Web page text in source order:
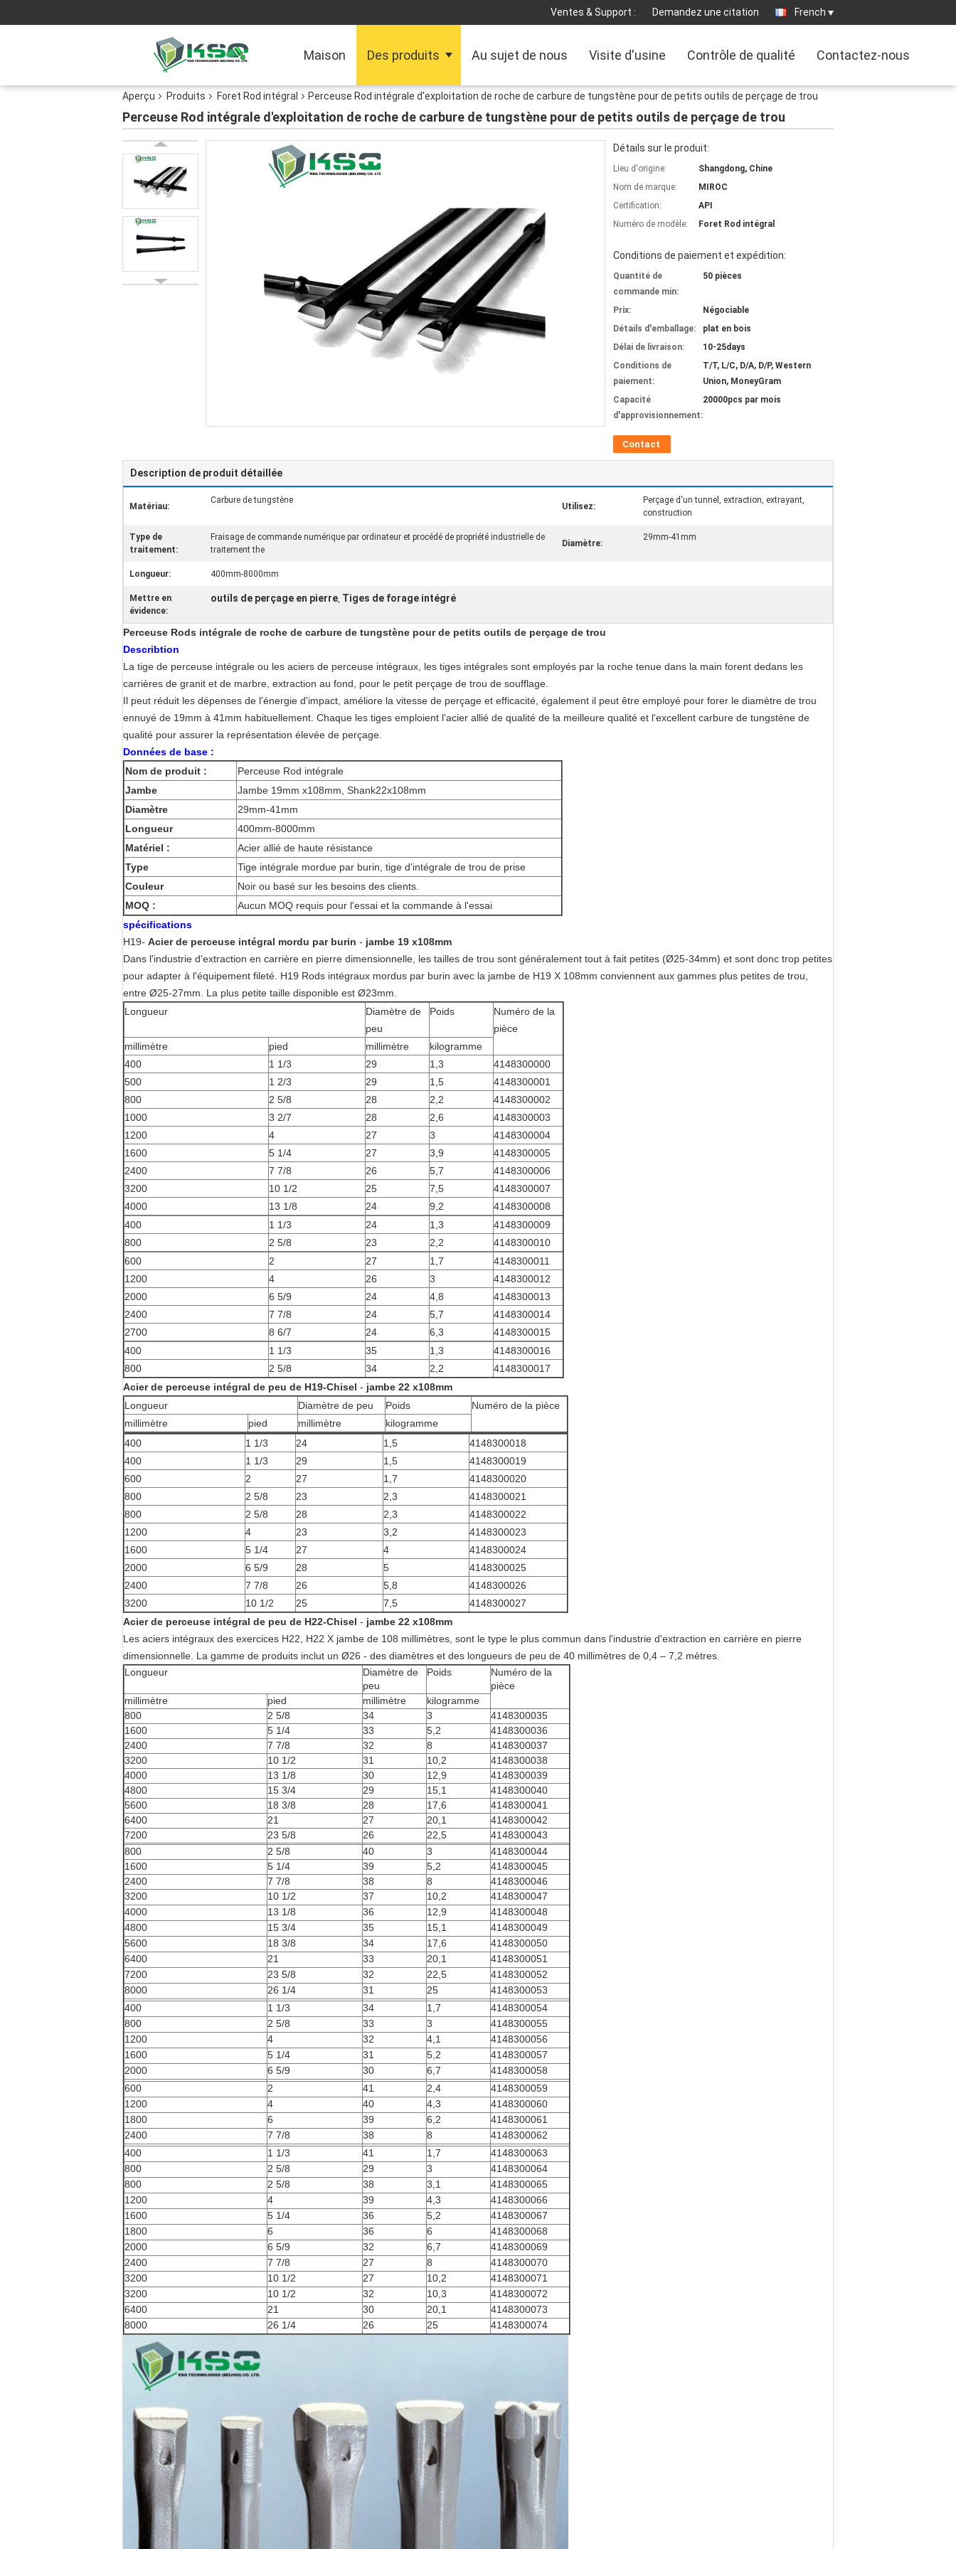
Ventes & Support : Demandez une citation French
Maison Des produits Au sujet de nous Visite d'usine Contrôle de qualité Contactez-nous
Aperçu Produits Foret Rod intégral Perceuse Rod intégrale d'exploitation de roche de carbure de tungstène pour de petits outils de perçage de trou
Perceuse Rod intégrale d'exploitation de roche de carbure de tungstène pour de petits outils de perçage de trou
Détails sur le produit:
Lieu d'origine:
Shangdong, Chine
Nom de marque:
MIROC
Certification:
API
Numéro de modèle:
Foret Rod intégral
Conditions de paiement et expédition:
Quantité de
commande min:
50 pièces
Prix:
Négociable
Détails d'emballage:
plat en bois
Délai de livraison:
10-25days
Conditions de
paiement:
T/T, L/C, D/A, D/P, Western
Union, MoneyGram
Capacité
d'approvisionnement:
20000pcs par mois
Contact
Description de produit détaillée
Matériau:
Carbure de tungstène
Utilisez:
Perçage d'un tunnel, extraction, extrayant,
construction
Type de
traitement:
Fraisage de commande numérique par ordinateur et procédé de propriété industrielle de
traitement the
Diamètre:
29mm-41mm
Longueur: 400mm-8000mm
Mettre en
évidence:
outils de perçage en pierre, Tiges de forage intégré
Perceuse Rods intégrale de roche de carbure de tungstène pour de petits outils de perçage de trou
Describtion
La tige de perceuse intégrale ou les aciers de perceuse intégraux, les tiges intégrales sont employés par la roche tenue dans la main forent dedans les
carrières de granit et de marbre, extraction au fond, pour le petit perçage de trou de soufflage.
Il peut réduit les dépenses de l'énergie d'impact, améliore la vitesse de perçage et efficacité, également il peut être employé pour forer le diamètre de trou
ennuyé de 19mm à 41mm habituellement. Chaque les tiges emploient l'acier allié de qualité de la meilleure qualité et l'excellent carbure de tungstène de
qualité pour assurer la représentation élevée de perçage.
Données de base :
Nom de produit :
Perceuse Rod intégrale
Jambe
Jambe 19mm x108mm, Shank22x108mm
Diamètre
29mm-41mm
Longueur
400mm-8000mm
Matériel :
Acier allié de haute résistance
Type
Tige intégrale mordue par burin, tige d'intégrale de trou de prise
Couleur
Noir ou basé sur les besoins des clients.
MOQ :
Aucun MOQ requis pour l'essai et la commande à l'essai
spécifications
H19- Acier de perceuse intégral mordu par burin - jambe 19 x108mm
Dans l'industrie d'extraction en carrière en pierre dimensionnelle, les tailles de trou sont généralement tout à fait petites (Ø25-34mm) et sont donc trop petites
pour adapter à l'équipement fileté. H19 Rods intégraux mordus par burin avec la jambe de H19 X 108mm conviennent aux gammes plus petites de trou,
entre Ø25-27mm. La plus petite taille disponible est Ø23mm.
Longueur
Diamètre de
peu
Poids
Numéro de la
pièce
millimètre
pied millimètre
kilogramme
400
1 1/3 29 1,3
4148300000
500
1 2/3 29 1,5
4148300001
800
2 5/8 28 2,2
4148300002
1000
3 2/7 28 2,6
4148300003
1200
4 27 3
4148300004
1600
5 1/4 27 3,9
4148300005
2400
7 7/8 26 5,7
4148300006
3200
10 1/2 25 7,5
4148300007
4000
13 1/8 24 9,2
4148300008
400
1 1/3 24 1,3
4148300009
800
2 5/8 23 2,2
4148300010
600
2 27 1,7
4148300011
1200
4 26 3
4148300012
2000
6 5/9 24 4,8
4148300013
2400
7 7/8 24 5,7
4148300014
2700
8 6/7 24 6,3
4148300015
400
1 1/3 35 1,3
4148300016
800
2 5/8 34 2,2
4148300017
Acier de perceuse intégral de peu de H19-Chisel - jambe 22 x108mm
Longueur
Diamètre de peu Poids
Numéro de la pièce
millimètre
pied millimètre
kilogramme
400
1 1/3 24 1,5
4148300018
400
1 1/3 29 1,5
4148300019
600
2 27 1,7
4148300020
800
2 5/8 23 2,3
4148300021
800
2 5/8 28 2,3
4148300022
1200
4 23 3,2
4148300023
1600
5 1/4 27 4
4148300024
2000
6 5/9 28 5
4148300025
2400
7 7/8 26 5,8
4148300026
3200
10 1/2 25 7,5
4148300027
Acier de perceuse intégral de peu de H22-Chisel - jambe 22 x108mm
Les aciers intégraux des exercices H22, H22 X jambe de 108 millimètres, sont le type le plus commun dans l'industrie d'extraction en carrière en pierre
dimensionnelle. La gamme de produits inclut un Ø26 - des diamètres et des longueurs de peu de 40 millimètres de 0,4 – 7,2 mètres.
Longueur
Diamètre de
peu
Poids
Numéro de la
pièce
millimètre
pied millimètre
kilogramme
800
2 5/8 34 3
4148300035
1600
5 1/4 33 5,2
4148300036
2400
7 7/8 32 8
4148300037
3200
10 1/2 31 10,2
4148300038
4000
13 1/8 30 12,9
4148300039
4800
15 3/4 29 15,1
4148300040
5600
18 3/8 28 17,6
4148300041
6400
21 27 20,1
4148300042
7200
23 5/8 26 22,5
4148300043
800
2 5/8 40 3
4148300044
1600
5 1/4 39 5,2
4148300045
2400
7 7/8 38 8
4148300046
3200
10 1/2 37 10,2
4148300047
4000
13 1/8 36 12,9
4148300048
4800
15 3/4 35 15,1
4148300049
5600
18 3/8 34 17,6
4148300050
6400
21 33 20,1
4148300051
7200
23 5/8 32 22,5
4148300052
8000
26 1/4 31 25
4148300053
400
1 1/3 34 1,7
4148300054
800
2 5/8 33 3
4148300055
1200
4 32 4,1
4148300056
1600
5 1/4 31 5,2
4148300057
2000
6 5/9 30 6,7
4148300058
600
2 41 2,4
4148300059
1200
4 40 4,3
4148300060
1800
6 39 6,2
4148300061
2400
7 7/8 38 8
4148300062
400
1 1/3 41 1,7
4148300063
800
2 5/8 29 3
4148300064
800
2 5/8 38 3,1
4148300065
1200
4 39 4,3
4148300066
1600
5 1/4 36 5,2
4148300067
1800
6 36 6
4148300068
2000
6 5/9 32 6,7
4148300069
2400
7 7/8 27 8
4148300070
3200
10 1/2 27 10,2
4148300071
3200
10 1/2 32 10,3
4148300072
6400
21 30 20,1
4148300073
8000
26 1/4 26 25 4148300074